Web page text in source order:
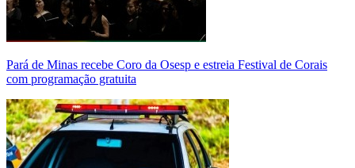
Pará de Minas recebe Coro da Osesp e estreia Festival de Corais
com programação gratuita